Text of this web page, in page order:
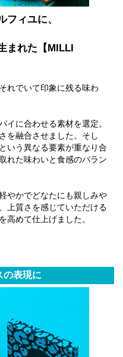
フィユに、
まれた【MILLI
れでいて印象に残る味わ
イに合わせる素材を選定。
を融合させました。そし
いう異なる要素が重なり合
れた味わいと食感のバラン
やかでどなたにも親しみや
上質さを感じていただける
高めて仕上げました。
の表現に